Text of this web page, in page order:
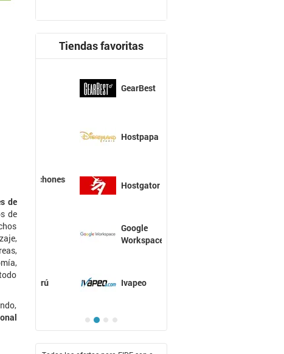
de
de
Tiendas favoritas
GearBest
Hostpapa
Hostgator
Workspace
Ivapeo